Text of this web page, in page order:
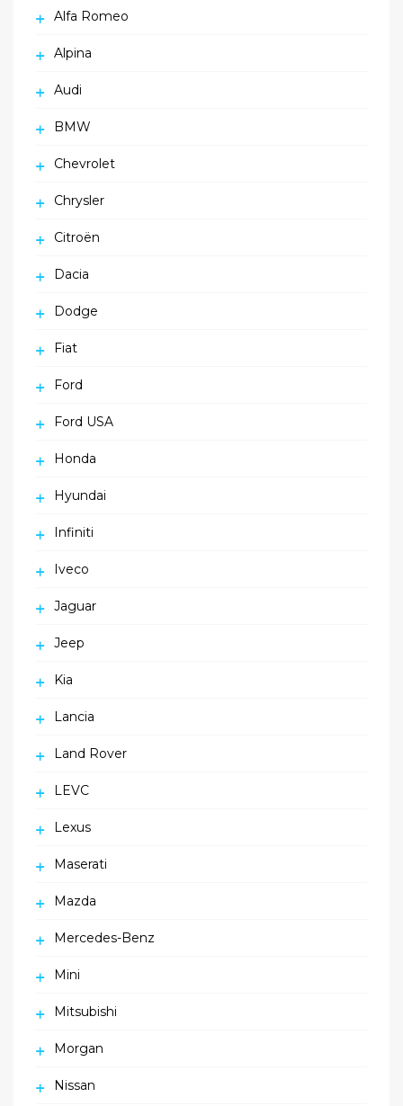
Alfa Romeo
Alpina
Audi
BMW
Chevrolet
Chrysler
Citroën
Dacia
Dodge
Fiat
Ford
Ford USA
Honda
Hyundai
Infiniti
Iveco
Jaguar
Jeep
Kia
Lancia
Land Rover
LEVC
Lexus
Maserati
Mazda
Mercedes-Benz
Mini
Mitsubishi
Morgan
Nissan